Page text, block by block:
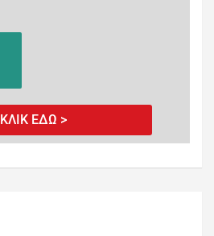
ΚΛΙΚ ΕΔΩ >